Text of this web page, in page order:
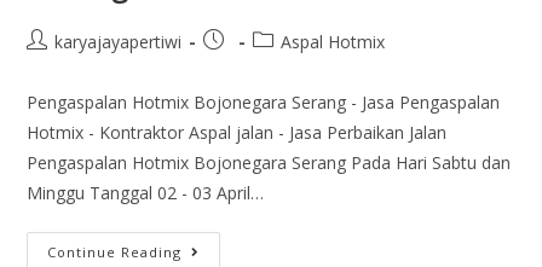
karyajayapertiwi Aspal Hotmix
Pengaspalan Hotmix Bojonegara Serang - Jasa Pengaspalan
Hotmix - Kontraktor Aspal jalan - Jasa Perbaikan Jalan
Pengaspalan Hotmix Bojonegara Serang Pada Hari Sabtu dan
Minggu Tanggal 02 - 03 April…
Continue Reading